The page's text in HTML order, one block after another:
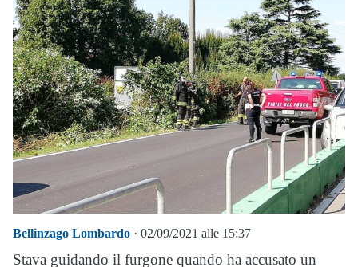
Bellinzago Lombardo · 02/09/2021 alle 15:37
Stava guidando il furgone quando ha accusato un